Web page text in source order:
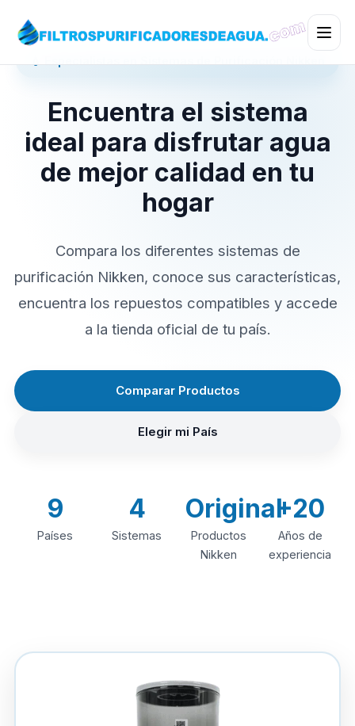
Encuentra el sistema
ideal para disfrutar agua
de mejor calidad en tu
hogar
Compara los diferentes sistemas de
purificación Nikken, conoce sus características,
encuentra los repuestos compatibles y accede
a la tienda oficial de tu país.
Comparar Productos
Elegir mi País
9
Países
4
Sistemas
Original
Productos
Nikken
+20
Años de
experiencia